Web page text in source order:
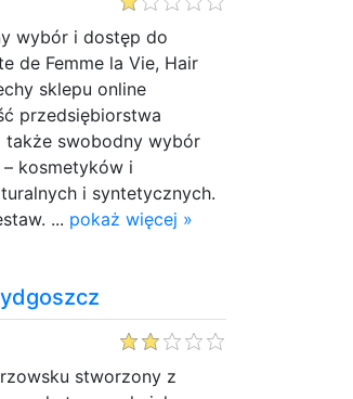
wybór i dostęp do
de Femme la Vie, Hair
sklepu online
przedsiębiorstwa
także swobodny wybór
kosmetyków i
i syntetycznych.
... pokaż więcej »
stworzony z